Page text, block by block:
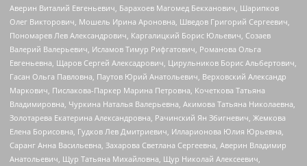
Аверин Виталий Евгеньевич, Барахоев Магомед Бекханович, Шарипков
Олег Викторович, Мошель Ирина Ароновна, Шведов Григорий Сергеевич,
Пономарев Лев Александрович, Каргалицкий Борис Юльевич, Созаев
Валерий Валерьевич, Исламов Тимур Рифгатович, Романова Ольга
Евгеньевна, Щаров Сергей Алексадрович, Цирульников Борис Альбертович,
Гасан Ольга Павловна, Паутов Юрий Анатольевич, Верховский Александр
Маркович, Пислакова-Паркер Марина Петровна, Кочеткова Татьяна
Владимировна, Чуркина Наталья Валерьевна, Акимова Татьяна Николаевна,
Золотарева Екатерина Александровна, Рачинский Ян Збигневич, Жемкова
Елена Борисовна, Гудков Лев Дмитриевич, Илларионова Юлия Юрьевна,
Саранг Анна Васильевна, Захарова Светлана Сергеевна, Аверин Владимир
Анатольевич, Щур Татьяна Михайловна, Щур Николай Алексеевич,